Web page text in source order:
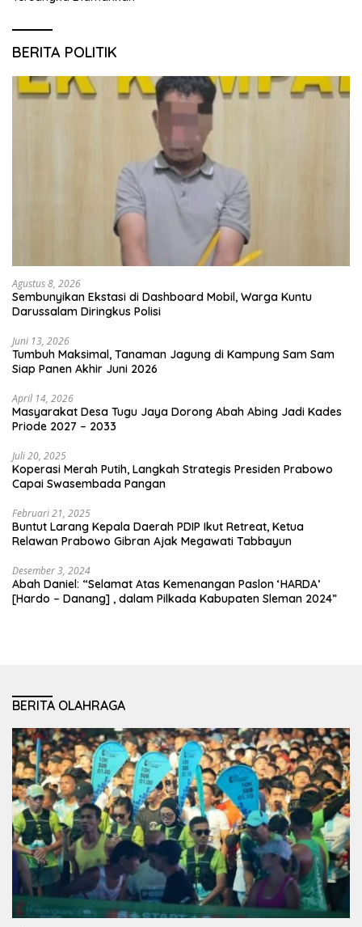
BERITA POLITIK
Agustus 8, 2026
Sembunyikan Ekstasi di Dashboard Mobil, Warga Kuntu
Darussalam Diringkus Polisi
Juni 13, 2026
Tumbuh Maksimal, Tanaman Jagung di Kampung Sam Sam
Siap Panen Akhir Juni 2026
April 14, 2026
Masyarakat Desa Tugu Jaya Dorong Abah Abing Jadi Kades
Priode 2027 – 2033
Juli 20, 2025
Koperasi Merah Putih, Langkah Strategis Presiden Prabowo
Capai Swasembada Pangan
Februari 21, 2025
Buntut Larang Kepala Daerah PDIP Ikut Retreat, Ketua
Relawan Prabowo Gibran Ajak Megawati Tabbayun
Desember 3, 2024
Abah Daniel: “Selamat Atas Kemenangan Paslon ‘HARDA’
[Hardo – Danang] , dalam Pilkada Kabupaten Sleman 2024”
BERITA OLAHRAGA